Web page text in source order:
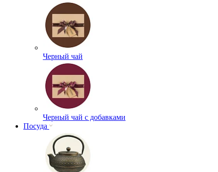
Черный чай
Черный чай с добавками
Посуда